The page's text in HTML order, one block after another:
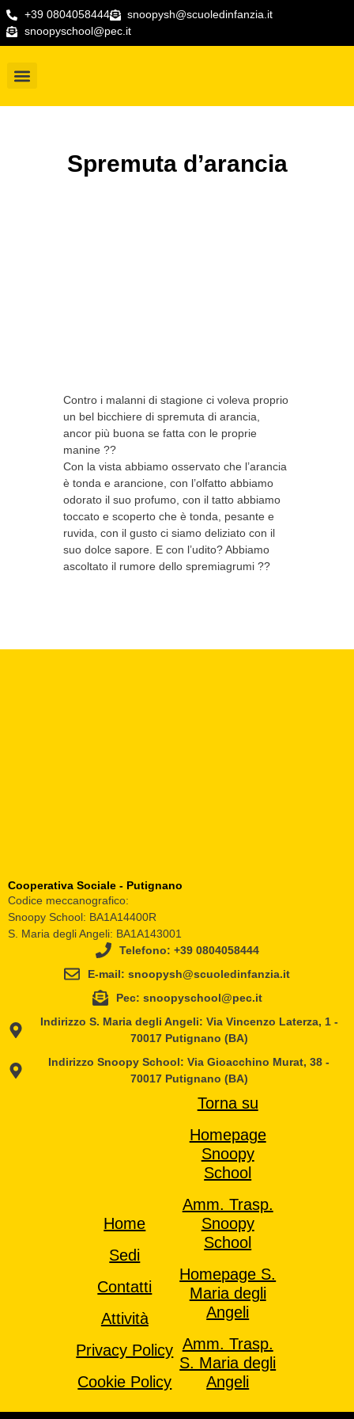
+39 0804058444
snoopysh@scuoledinfanzia.it
snoopyschool@pec.it
Spremuta d’arancia
Contro i malanni di stagione ci voleva proprio
un bel bicchiere di spremuta di arancia,
ancor più buona se fatta con le proprie
manine ??
Con la vista abbiamo osservato che l’arancia
è tonda e arancione, con l’olfatto abbiamo
odorato il suo profumo, con il tatto abbiamo
toccato e scoperto che è tonda, pesante e
ruvida, con il gusto ci siamo deliziato con il
suo dolce sapore. E con l’udito? Abbiamo
ascoltato il rumore dello spremiagrumi ??
Cooperativa Sociale - Putignano
Codice meccanografico:
Snoopy School: BA1A14400R
S. Maria degli Angeli: BA1A143001
Telefono: +39 0804058444
E-mail: snoopysh@scuoledinfanzia.it
Pec: snoopyschool@pec.it
Indirizzo S. Maria degli Angeli: Via Vincenzo Laterza, 1 -
70017 Putignano (BA)
Indirizzo Snoopy School: Via Gioacchino Murat, 38 -
70017 Putignano (BA)
Home
Sedi
Contatti
Attività
Privacy Policy
Cookie Policy
Torna su
Homepage
Snoopy
School
Amm. Trasp.
Snoopy
School
Homepage S.
Maria degli
Angeli
Amm. Trasp.
S. Maria degli
Angeli